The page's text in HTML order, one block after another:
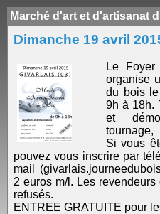
Marché d'art et d'artisanat
Dimanche 19 avril
Le
organise
du bois
9h à 18h.
et
tournage,
Si vous
pouvez vous inscrire par
mail
2 euros m/l. Les
refusés.
ENTREE GRATUITE pour